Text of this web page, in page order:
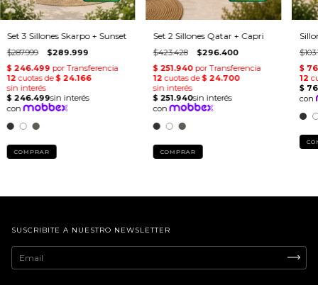
Set 3 Sillones Skarpo + Sunset
$287.999 $289.999
COMPRAR
Set 2 Sillones Qatar + Capri
$423.428 $296.400
COMPRAR
SUSCRIBITE A NUESTRO NEWSLETTER